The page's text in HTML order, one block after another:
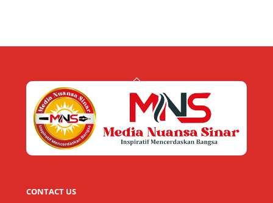
Back
Top
CONTACT US